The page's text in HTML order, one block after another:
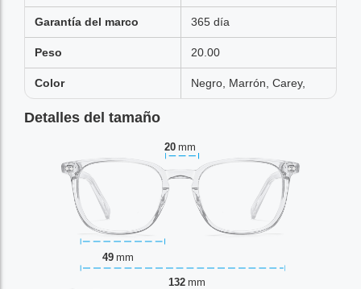
Garantía del marco 365 día
Peso 20.00
Color Negro, Marrón, Carey,
Detalles del tamaño
20 mm
49 mm
132 mm